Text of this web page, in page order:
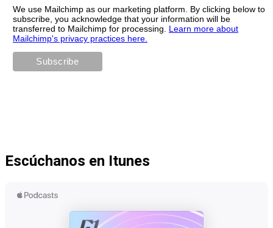
We use Mailchimp as our marketing platform. By clicking below to
subscribe, you acknowledge that your information will be
transferred to Mailchimp for processing. Learn more about
Mailchimp's privacy practices here.
Escúchanos en Itunes